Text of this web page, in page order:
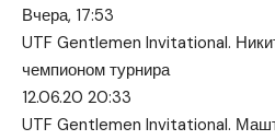
Вчера, 17:53
UTF Gentlemen Invitational.
чемпионом турнира
12.06.20 20:33
UTF Gentlemen Invitational.